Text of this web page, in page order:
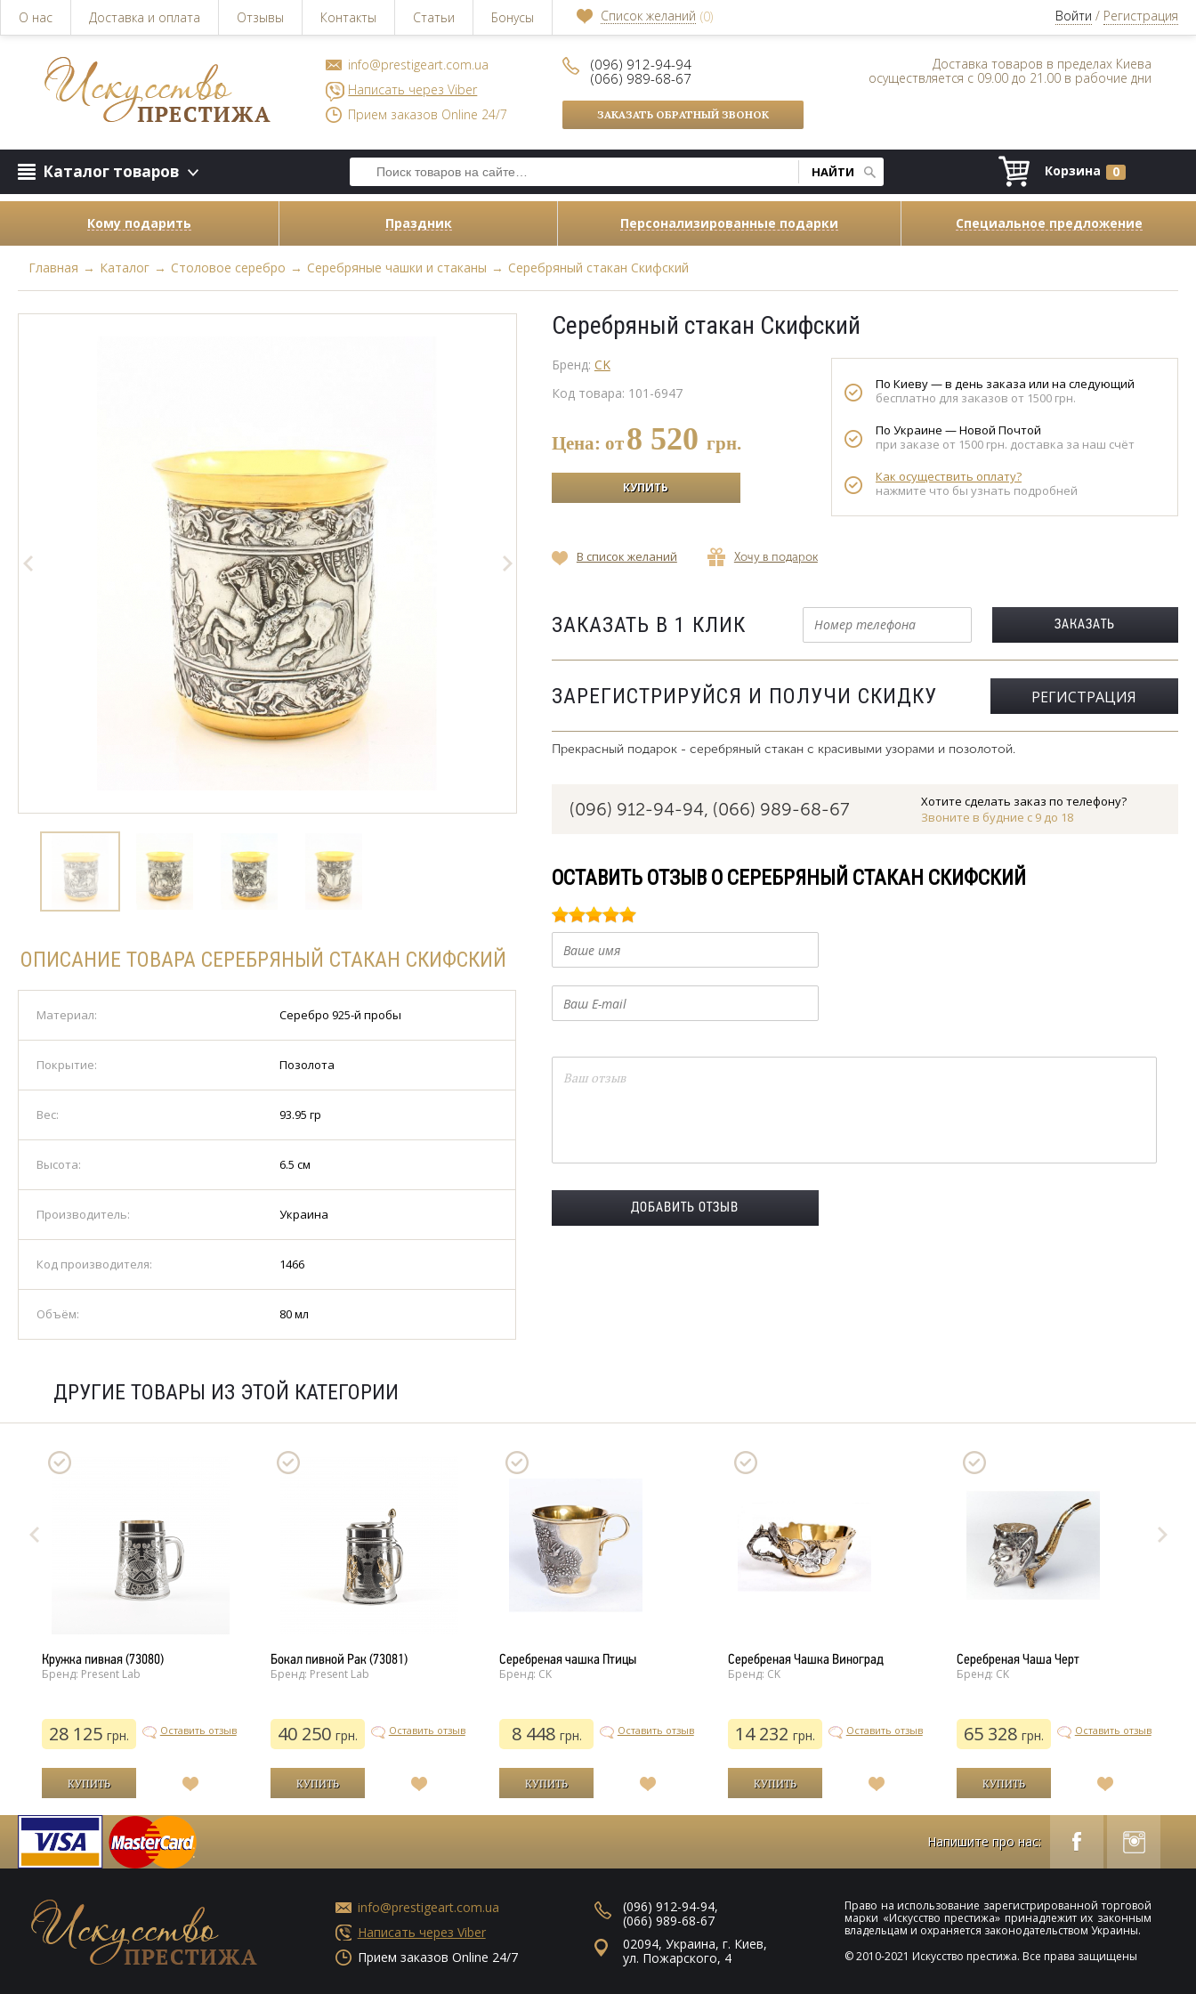
О нас Доставка и оплата Отзывы Контакты Статьи Бонусы Список желаний (0) Войти / Регистрация
info@prestigeart.com.ua
Написать через Viber
Прием заказов Online 24/7
(096) 912-94-94
(066) 989-68-67
ЗАКАЗАТЬ ОБРАТНЫЙ ЗВОНОК
Доставка товаров в пределах Киева
осуществляется с 09.00 до 21.00 в рабочие дни
Каталог товаров Корзина 0
Кому подарить Праздник Персонализированные подарки Специальное предложение
Главная → Каталог → Столовое серебро → Серебряные чашки и стаканы → Серебряный стакан Скифский
ОПИСАНИЕ ТОВАРА СЕРЕБРЯНЫЙ СТАКАН СКИФСКИЙ
Материал: Серебро 925-й пробы
Покрытие: Позолота
Вес: 93.95 гр
Высота: 6.5 см
Производитель: Украина
Код производителя: 1466
Объём: 80 мл
Серебряный стакан Скифский
Бренд: CK
Код товара: 101-6947
Цена: от8 520 грн.
По Киеву — в день заказа или на следующий
бесплатно для заказов от 1500 грн.
По Украине — Новой Почтой
при заказе от 1500 грн. доставка за наш счёт
Как осуществить оплату?
нажмите что бы узнать подробней
В список желаний Хочу в подарок
ЗАКАЗАТЬ В 1 КЛИК
ЗАРЕГИСТРИРУЙСЯ И ПОЛУЧИ СКИДКУ РЕГИСТРАЦИЯ
Прекрасный подарок - серебряный стакан с красивыми узорами и позолотой.
(096) 912-94-94, (066) 989-68-67
Хотите сделать заказ по телефону?
Звоните в будние с 9 до 18
ОСТАВИТЬ ОТЗЫВ О СЕРЕБРЯНЫЙ СТАКАН СКИФСКИЙ
ДРУГИЕ ТОВАРЫ ИЗ ЭТОЙ КАТЕГОРИИ
Кружка пивная (73080)
Бренд: Present Lab
28 125грн. Оставить отзыв
желаний
Бокал пивной Рак (73081)
Бренд: Present Lab
40 250грн. Оставить отзыв
Серебреная чашка Птицы
Бренд: CK
8 448 грн. Оставить отзыв
Серебреная Чашка Виноград
Бренд: CK
14 232грн. Оставить отзыв
Серебреная Чаша Черт
Бренд: CK
65 328грн. Оставить отзыв
Напишите про нас:
info@prestigeart.com.ua
Написать через Viber
Прием заказов Online 24/7
(096) 912-94-94,
(066) 989-68-67
02094,Украина,г. Киев,
ул. Пожарского, 4
Право на использование зарегистрированной торговой
марки «Искусство престижа» принадлежит их законным
владельцам и охраняется законодательством Украины.
© 2010-2021 Искусство престижа. Все права защищены